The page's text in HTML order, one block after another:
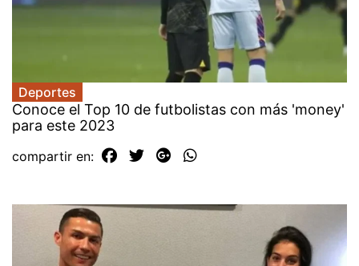
Deportes
Conoce el Top 10 de futbolistas con más 'money'
para este 2023
compartir en: